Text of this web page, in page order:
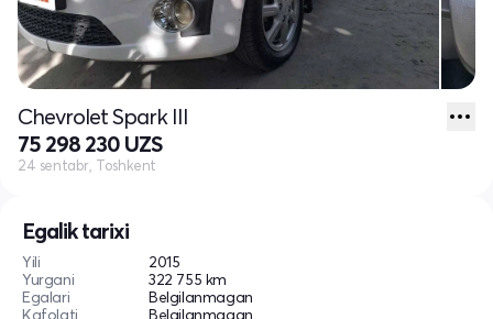
Egalik tarixi
Yili
2015
Yurgani
322 755 km
Egalari
Belgilanmagan
Chevrolet Spark III
75 298 230 UZS
24 sentabr, Toshkent